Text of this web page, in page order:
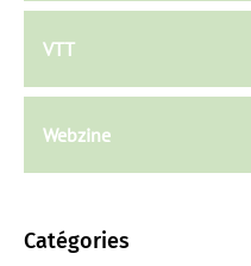
VTT
Webzine
Catégories